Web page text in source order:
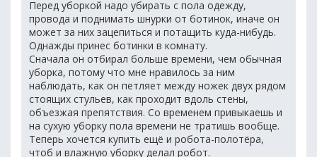
Перед уборкой надо убирать с пола одежду,
провода и поднимать шнурки от ботинок, иначе он
может за них зацепиться и потащить куда-нибудь.
Однажды принес ботинки в комнату.
Сначала он отбирал больше времени, чем обычная
уборка, потому что мне нравилось за ним
наблюдать, как он петляет между ножек двух рядом
стоящих стульев, как проходит вдоль стены,
объезжая препятствия. Со временем привыкаешь и
на сухую уборку пола времени не тратишь вообще.
Теперь хочется купить ещё и робота-полотёра,
чтоб и влажную уборку делал робот.